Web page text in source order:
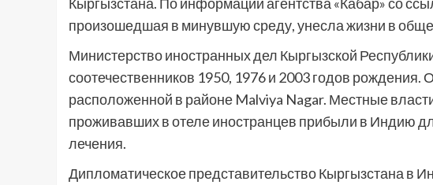
произошедшая в минувшую среду, унесла жизни в
Министерство иностранных дел Кыргызской
соотечественников 1950, 1976 и 2003 годов рождения.
расположенной в районе Malviya Nagar. Местные
проживавших в отеле иностранцев прибыли в Индию
лечения.
Дипломатическое представительство Кыргызстана в